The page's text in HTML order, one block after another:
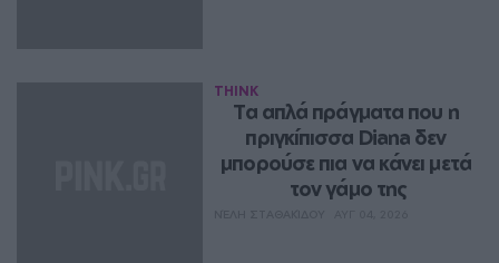
THINK
Τα απλά πράγματα που η
πριγκίπισσα Diana δεν
μπορούσε πια να κάνει μετά
τον γάμο της